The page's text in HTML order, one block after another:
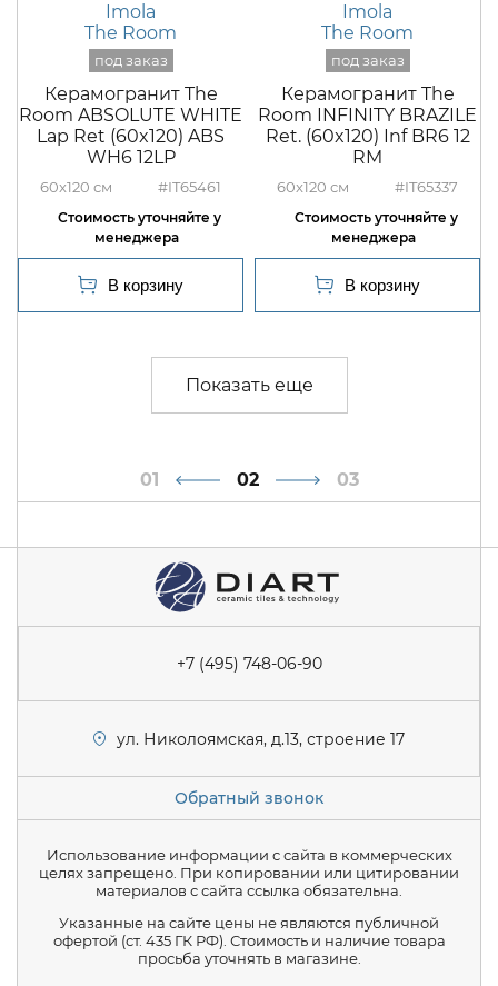
Imola
The Room
Керамогранит The
Room ABSOLUTE WHITE
Lap Ret (60x120) ABS
WH6 12LP
60x120 #IT65461
Imola
The Room
Керамогранит The
Room INFINITY BRAZILE
Ret. (60x120) Inf BR6 12
RM
60x120 #IT65337
1 2 3
+7 (495) 748-06-90
ул. Николоямская, д.13, строение 17
Обратный звонок
Использование информации с сайта в коммерческих
целях запрещено. При копировании или цитировании
материалов с сайта ссылка обязательна.
Указанные на сайте цены не являются публичной
офертой (ст. 435 ГК РФ). Стоимость и наличие товара
просьба уточнять в магазине.